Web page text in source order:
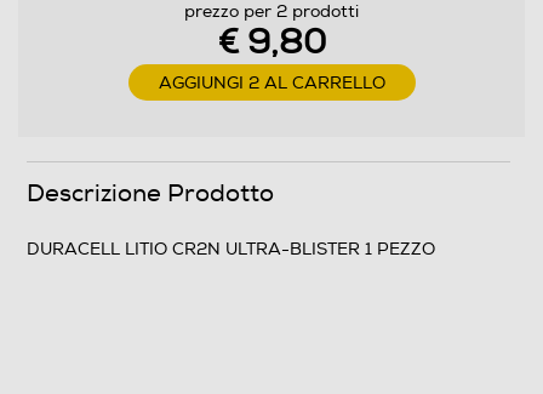
prezzo per 2 prodotti
€ 9,80
AGGIUNGI 2 AL CARRELLO
Descrizione Prodotto
DURACELL LITIO CR2N ULTRA-BLISTER 1 PEZZO